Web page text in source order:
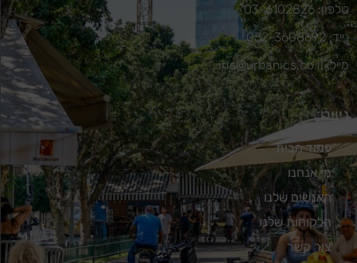
טלפון: 03-6102826
נייד: 052-3608692
מייל: iris@urbanics.co.il
ניווט
עמוד הבית
מי אנחנו
האנשים שלנו
הלקוחות שלנו
צור קשר